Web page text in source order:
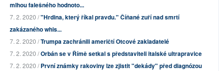
mlhou falešného hodnoto...
7. 2. 2020 /"Hrdina, který říkal pravdu." Číňané zuří nad smrtí
zakázaného whis...
7. 2. 2020 /Trumpa zachránili američtí Otcové zakladatelé
7. 2. 2020 /Orbán se v Římě setkal s představiteli italské ultrapravice
7. 2. 2020 /První známky rakoviny lze zjistit "dekády" před diagnózou